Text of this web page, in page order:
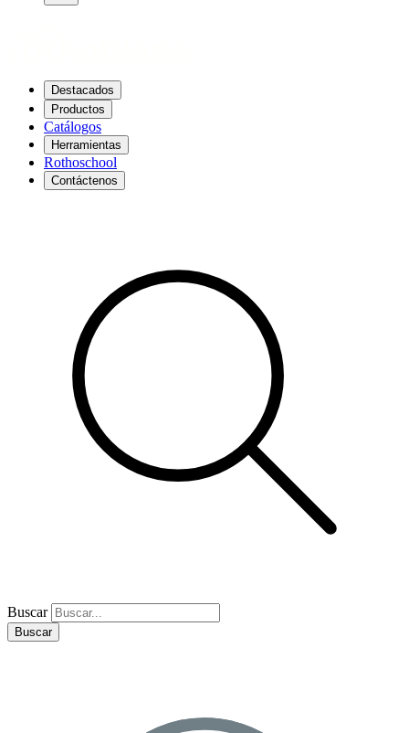
Destacados
Productos
Catálogos
Herramientas
Rothoschool
Contáctenos
Buscar
Buscar